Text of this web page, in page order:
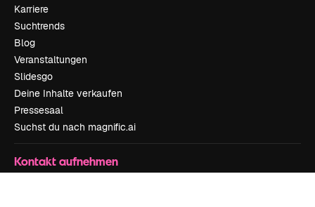
Karriere
Suchtrends
Blog
Veranstaltungen
Slidesgo
Deine Inhalte verkaufen
Pressesaal
Suchst du nach magnific.ai
Kontakt aufnehmen